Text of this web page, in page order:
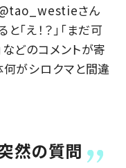
@tao_westieさん
「え！？」「まだ可
どのコメントが寄
何がシロクマと間違
然の質問